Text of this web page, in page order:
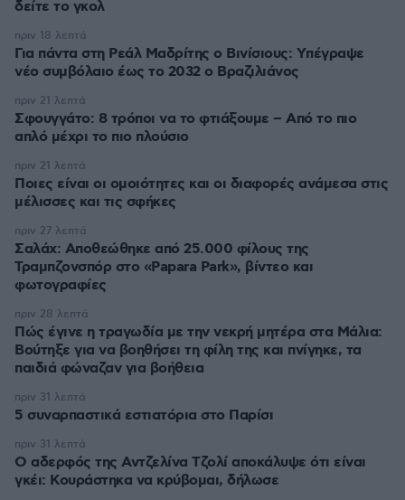
Για πάντα στη Ρεάλ Μαδρίτης ο Βινίσιους: Yπέγραψε
νέο συμβόλαιο έως το 2032 ο Βραζιλιάνος
πριν 18 λεπτά
Σφουγγάτο: 8 τρόποι να το φτιάξουμε – Από το πιο
απλό μέχρι το πιο πλούσιο
πριν 21 λεπτά
Ποιες είναι οι ομοιότητες και οι διαφορές ανάμεσα στις
μέλισσες και τις σφήκες
πριν 21 λεπτά
Σαλάχ: Αποθεώθηκε από 25.000 φίλους της
Τραμπζονσπόρ στο «Papara Park», βίντεο και
φωτογραφίες
πριν 27 λεπτά
Πώς έγινε η τραγωδία με την νεκρή μητέρα στα Μάλια:
Βούτηξε για να βοηθήσει τη φίλη της και πνίγηκε, τα
παιδιά φώναζαν για βοήθεια
πριν 28 λεπτά
5 συναρπαστικά εστιατόρια στο Παρίσι
πριν 31 λεπτά
Ο αδερφός της Αντζελίνα Τζολί αποκάλυψε ότι είναι
γκέι: Κουράστηκα να κρύβομαι, δήλωσε
πριν 31 λεπτά